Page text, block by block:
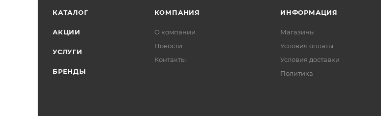
КАТАЛОГ
АКЦИИ
УСЛУГИ
БРЕНДЫ
КОМПАНИЯ
О компании
Новости
Контакты
ИНФОРМАЦИЯ
Магазины
Условия оплаты
Условия доставки
Политика